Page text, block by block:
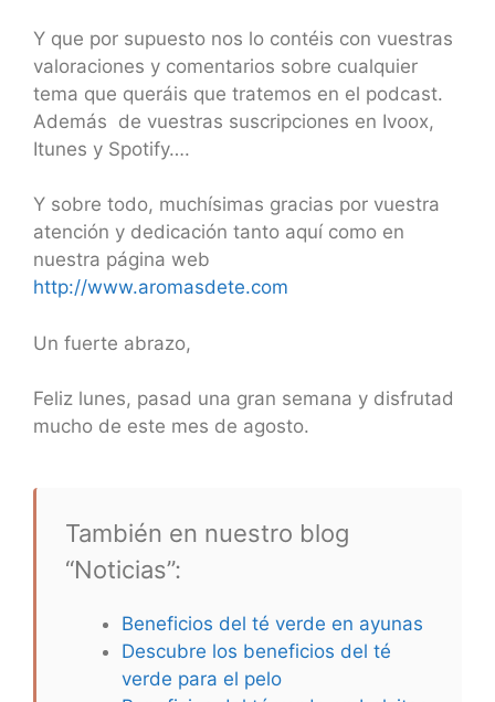
Y que por supuesto nos lo contéis con vuestras
valoraciones y comentarios sobre cualquier
tema que queráis que tratemos en el podcast.
Además de vuestras suscripciones en Ivoox,
Itunes y Spotify….
Y sobre todo, muchísimas gracias por vuestra
atención y dedicación tanto aquí como en
nuestra página web
http://www.aromasdete.com
Un fuerte abrazo,
Feliz lunes, pasad una gran semana y disfrutad
mucho de este mes de agosto.
También en nuestro blog
“Noticias”:
Beneficios del té verde en ayunas
Descubre los beneficios del té
verde para el pelo